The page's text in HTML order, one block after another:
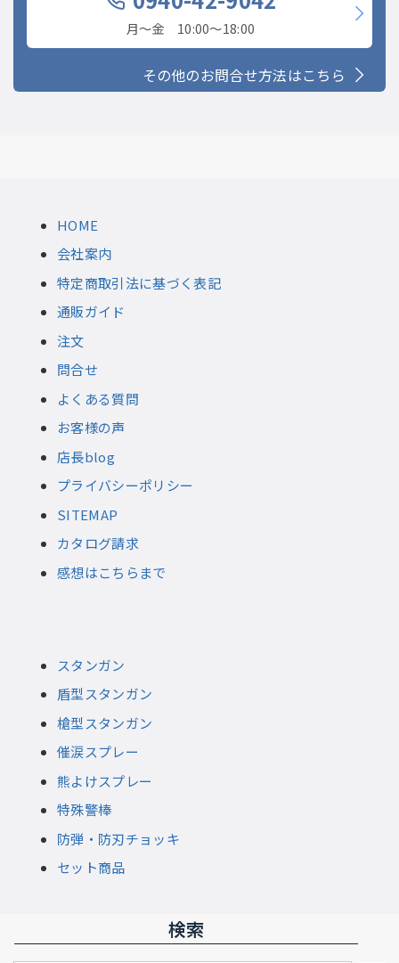
月〜金 10:00〜18:00
その他のお問合せ方法はこちら
HOME
会社案内
特定商取引法に基づく表記
通販ガイド
注文
問合せ
よくある質問
お客様の声
店長blog
プライバシーポリシー
SITEMAP
カタログ請求
感想はこちらまで
スタンガン
盾型スタンガン
槍型スタンガン
催涙スプレー
熊よけスプレー
特殊警棒
防弾・防刃チョッキ
セット商品
検索